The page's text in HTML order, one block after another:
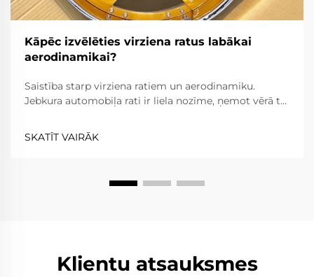
Kāpēc izvēlēties virziena ratus labākai
aerodinamikai?
Saistība starp virziena ratiem un aerodinamiku.
Jebkura automobiļa rati ir liela nozīme, ņemot vērā to
izņēmums; tie parasti uzlabo veiktspēju gr...
SKATĪT VAIRĀK
Klientu atsauksmes